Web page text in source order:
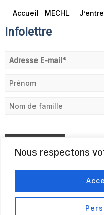
Nous respectons
Accueil MECHL
Infolettre